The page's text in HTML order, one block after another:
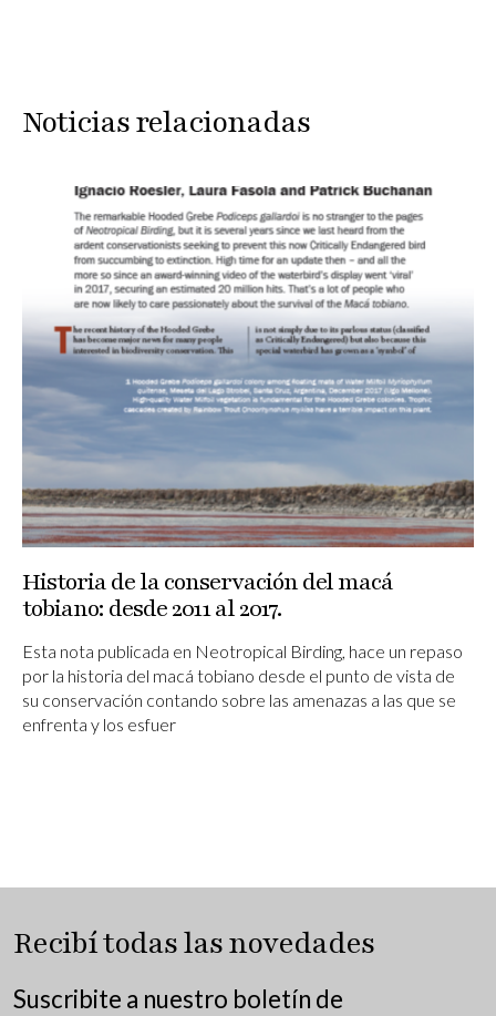
Noticias relacionadas
Historia de la conservación del macá
tobiano: desde 2011 al 2017.
Esta nota publicada en Neotropical Birding, hace un repaso
por la historia del macá tobiano desde el punto de vista de
su conservación contando sobre las amenazas a las que se
enfrenta y los esfuer
Recibí todas las novedades
Suscribite a nuestro boletín de